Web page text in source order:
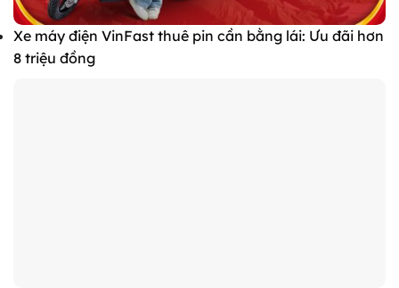
Xe máy điện VinFast thuê pin cần bằng lái: Ưu đãi hơn
8 triệu đồng